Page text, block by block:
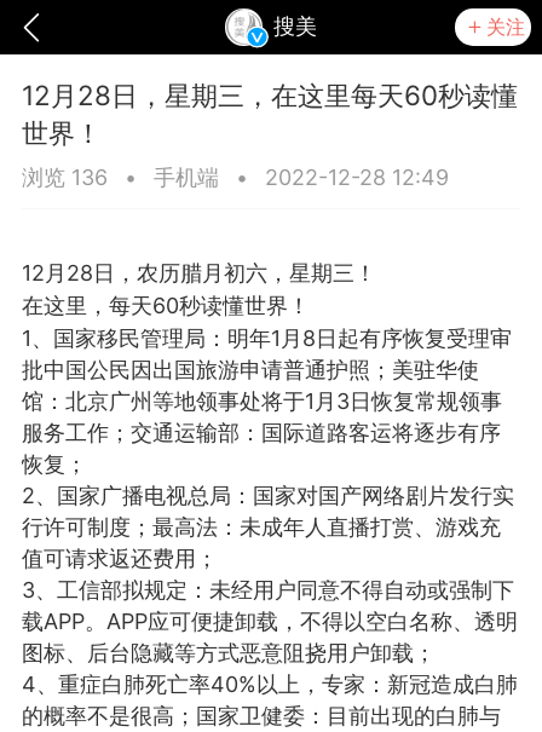
搜美 关注
爆汗熊 芯诗妍 TONGYANMEI
卡卡动能素 卡卡美业
每次200金币 点击购买
熊 肤色重建术
卡卡溶脂
斑术
DR.YY面膜
私密系列
12月28日，星期三，在这里每天60秒读懂
世界！
浏览 136 • 手机端 • 2022-12-28 12:49
12月28日，农历腊月初六，星期三！
在这里，每天60秒读懂世界！
1、国家移民管理局：明年1月8日起有序恢复受理审
批中国公民因出国旅游申请普通护照；美驻华使
馆：北京广州等地领事处将于1月3日恢复常规领事
服务工作；交通运输部：国际道路客运将逐步有序
恢复；
2、国家广播电视总局：国家对国产网络剧片发行实
行许可制度；最高法：未成年人直播打赏、游戏充
值可请求返还费用；
3、工信部拟规定：未经用户同意不得自动或强制下
载APP。APP应可便捷卸载，不得以空白名称、透明
图标、后台隐藏等方式恶意阻挠用户卸载；
4、重症白肺死亡率40%以上，专家：新冠造成白肺
的概率不是很高；国家卫健委：目前出现的白肺与